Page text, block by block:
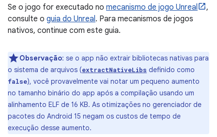
Se o jogo for executado no mecanismo de jogo Unreal
,
consulte o guia do Unreal . Para mecanismos de jogos
nativos, continue com este guia.
Observação: se o app não extrair bibliotecas nativas para
o sistema de arquivos (extractNativeLibs definido como
false), você provavelmente vai notar um pequeno aumento
no tamanho binário do app após a compilação usando um
alinhamento ELF de 16 KB. As otimizações no gerenciador de
pacotes do Android 15 negam os custos de tempo de
execução desse aumento.